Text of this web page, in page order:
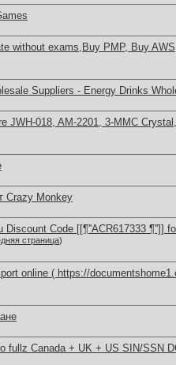
without exams,Buy PMP, Buy
Suppliers - Energy Drinks
JWH-018, AM-2201, 3-MMC
Crazy Monkey
Discount Code [[¶''ACR617333 ¶'']]
страница)
online ( https://
fullz Canada + UK + US SIN/SSN